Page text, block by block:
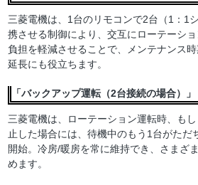
三菱電機は、1台のリモコンで2台（1：1
携させる制御により、交互にローテーシ
負担を軽減させることで、メンテナンス
延長にも役立ちます。
「バックアップ運転（2台接続の場合）」
三菱電機は、ローテーション運転時、も
止した場合には、待機中のもう1台がただ
開始。冷房/暖房を常に維持でき、さまざ
めます。